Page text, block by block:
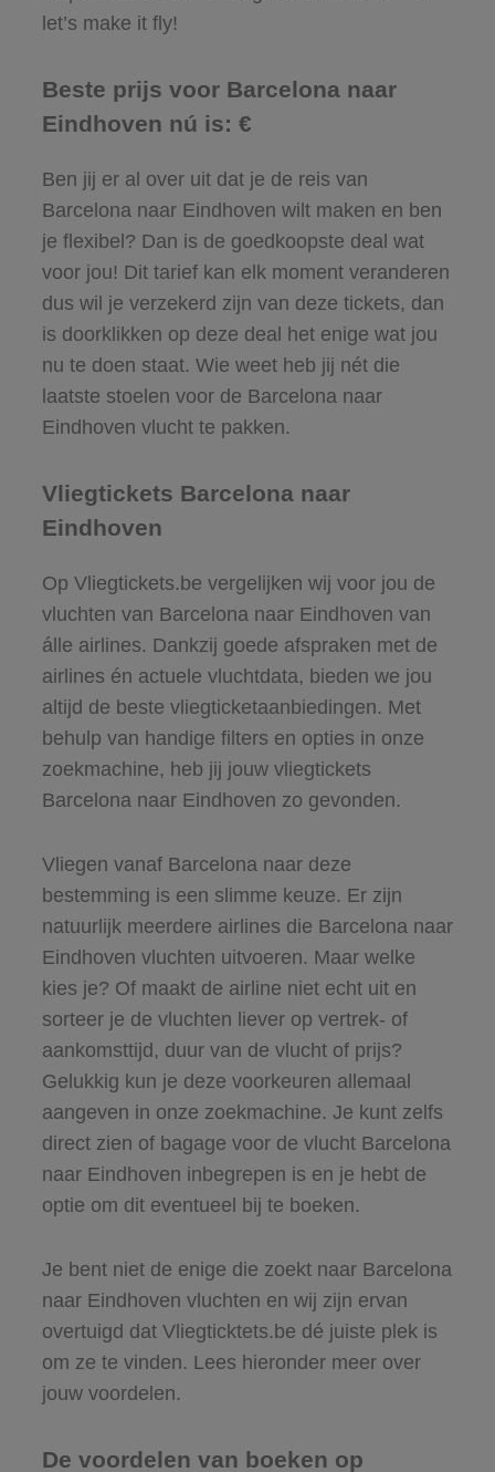
let’s make it fly!
Beste prijs voor Barcelona naar
Eindhoven nú is: €
Ben jij er al over uit dat je de reis van
Barcelona naar Eindhoven wilt maken en ben
je flexibel? Dan is de goedkoopste deal wat
voor jou! Dit tarief kan elk moment veranderen
dus wil je verzekerd zijn van deze tickets, dan
is doorklikken op deze deal het enige wat jou
nu te doen staat. Wie weet heb jij nét die
laatste stoelen voor de Barcelona naar
Eindhoven vlucht te pakken.
Vliegtickets Barcelona naar
Eindhoven
Op Vliegtickets.be vergelijken wij voor jou de
vluchten van Barcelona naar Eindhoven van
álle airlines. Dankzij goede afspraken met de
airlines én actuele vluchtdata, bieden we jou
altijd de beste vliegticketaanbiedingen. Met
behulp van handige filters en opties in onze
zoekmachine, heb jij jouw vliegtickets
Barcelona naar Eindhoven zo gevonden.
Vliegen vanaf Barcelona naar deze
bestemming is een slimme keuze. Er zijn
natuurlijk meerdere airlines die Barcelona naar
Eindhoven vluchten uitvoeren. Maar welke
kies je? Of maakt de airline niet echt uit en
sorteer je de vluchten liever op vertrek- of
aankomsttijd, duur van de vlucht of prijs?
Gelukkig kun je deze voorkeuren allemaal
aangeven in onze zoekmachine. Je kunt zelfs
direct zien of bagage voor de vlucht Barcelona
naar Eindhoven inbegrepen is en je hebt de
optie om dit eventueel bij te boeken.
Je bent niet de enige die zoekt naar Barcelona
naar Eindhoven vluchten en wij zijn ervan
overtuigd dat Vliegticktets.be dé juiste plek is
om ze te vinden. Lees hieronder meer over
jouw voordelen.
De voordelen van boeken op